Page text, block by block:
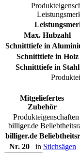
Max. Hubzahl
Schnitttiefe in
Schnitttiefe in Holz
Schnitttiefe in Stahl
Mitgeliefertes
Zubehör
billiger.de
billiger.de
Nr. 20
in Stichsägen